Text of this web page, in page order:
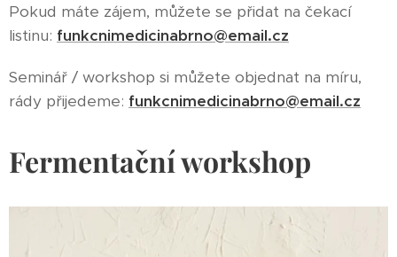
Pokud máte zájem, můžete se přidat na čekací
listinu: funkcnimedicinabrno@email.cz
Seminář / workshop si můžete objednat na míru,
rády přijedeme: funkcnimedicinabrno@email.cz
Fermentační workshop